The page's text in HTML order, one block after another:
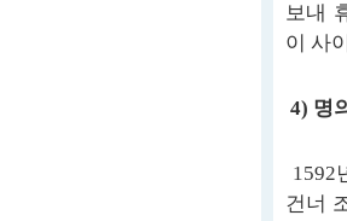
보내
이 사
4) 명
1592
건너